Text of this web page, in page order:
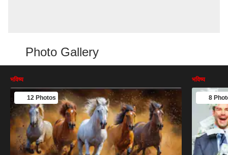
Photo Gallery
भविष्य
12 Photos
भविष्य
8